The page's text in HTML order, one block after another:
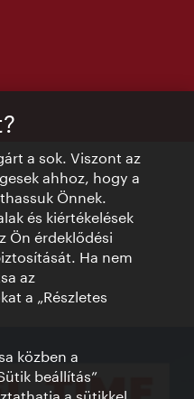
a sok. Viszont az
ahhoz, hogy a
Önnek.
és kiértékelések
Ön érdeklődési
Ha nem
az
a „Részletes
közben a
beállítás”